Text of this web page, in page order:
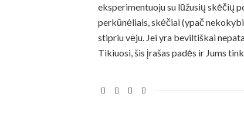
eksperimentuoju su lūžusių skėčių
perkūnėliais, skėčiai (ypač
stipriu vėju. Jei yra beviltiškai
Tikiuosi, šis įrašas padės ir Jums